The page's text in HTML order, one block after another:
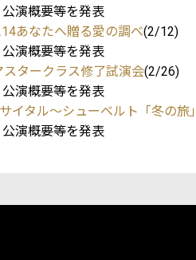
概要等を発表
あなたへ贈る愛の調べ(2/12)
概要等を発表
タークラス修了試演会(2/26)
概要等を発表
イタル～シューベルト「冬の旅」
概要等を発表